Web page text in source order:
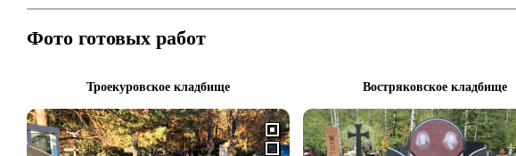
Фото готовых работ
Троекуровское кладбище Востряковское кладбище